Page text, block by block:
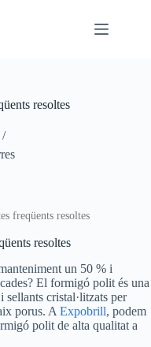
resoltes
freqüents resoltes
resoltes
un 50 % i
El formigó polit és una
sellants cristal·litzats per
porus. A Expobrill, podem
polit de alta qualitat a